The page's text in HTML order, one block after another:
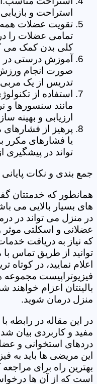
استراحت و
تقویت عضلات همه
تمامی عضلات را
کلی بدن کمک می
آموزش درستی
صورت انجام
تدریس از یک
استفاده از
مانند سنسورها و
ارزیابی و بهینه
پرهیز از
یا فشارهای
تواند در پیشگیری
جمع بندی و نکات پایانی
همانطور که خدمتتان
های بسیار بالایی می
در منزل می تواند در
عضلانی و اسکلتی موثر
که نیاز به دریافت
توانید از طریق تماس
اعلام نمایید، در
فیزیوتراپیست مجموعه
بالینتان اعزام خواهند
منزل درمان شوید.
در این مقاله در رابطه
مفید و کاربردی بیان
دردهای استخوانی و
این مریضی ها باید به
بهترین راه برای
است که از آن ها